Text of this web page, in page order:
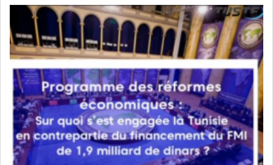
ECONOMIE
ACTUALITÉS
ÉCONOMIQUES
EMPLOI
PRIVATISATION NOMINATION
ACTUALITÉS DES
SOCIÉTÉS
DEVISES